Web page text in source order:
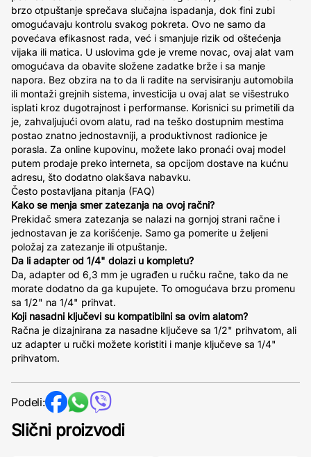
brzo otpuštanje sprečava slučajna ispadanja, dok fini zubi
omogućavaju kontrolu svakog pokreta. Ovo ne samo da
povećava efikasnost rada, već i smanjuje rizik od oštećenja
vijaka ili matica. U uslovima gde je vreme novac, ovaj alat vam
omogućava da obavite složene zadatke brže i sa manje
napora. Bez obzira na to da li radite na servisiranju automobila
ili montaži grejnih sistema, investicija u ovaj alat se višestruko
isplati kroz dugotrajnost i performanse. Korisnici su primetili da
je, zahvaljujući ovom alatu, rad na teško dostupnim mestima
postao znatno jednostavniji, a produktivnost radionice je
porasla. Za online kupovinu, možete lako pronaći ovaj model
putem prodaje preko interneta, sa opcijom dostave na kućnu
adresu, što dodatno olakšava nabavku.
Često postavljana pitanja (FAQ)
Kako se menja smer zatezanja na ovoj račni?
Prekidač smera zatezanja se nalazi na gornjoj strani račne i
jednostavan je za korišćenje. Samo ga pomerite u željeni
položaj za zatezanje ili otpuštanje.
Da li adapter od 1/4" dolazi u kompletu?
Da, adapter od 6,3 mm je ugrađen u ručku račne, tako da ne
morate dodatno da ga kupujete. To omogućava brzu promenu
sa 1/2" na 1/4" prihvat.
Koji nasadni ključevi su kompatibilni sa ovim alatom?
Račna je dizajnirana za nasadne ključeve sa 1/2" prihvatom, ali
uz adapter u ručki možete koristiti i manje ključeve sa 1/4"
prihvatom.
Podeli:
Slični proizvodi